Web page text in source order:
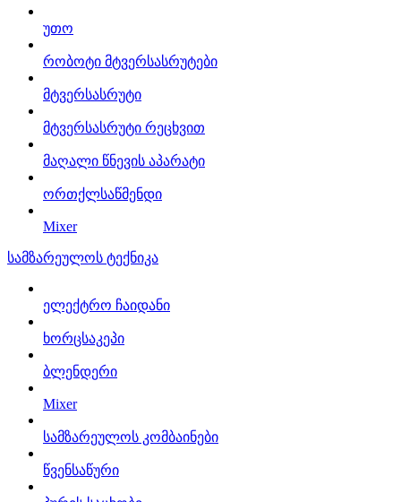
უთო
რობოტი მტვერსასრუტები
მტვერსასრუტი
მტვერსასრუტი რეცხვით
მაღალი წნევის აპარატი
ორთქლსაწმენდი
Mixer
სამზარეულოს ტექნიკა
ელექტრო ჩაიდანი
ხორცსაკეპი
ბლენდერი
Mixer
სამზარეულოს კომბაინები
წვენსაწური